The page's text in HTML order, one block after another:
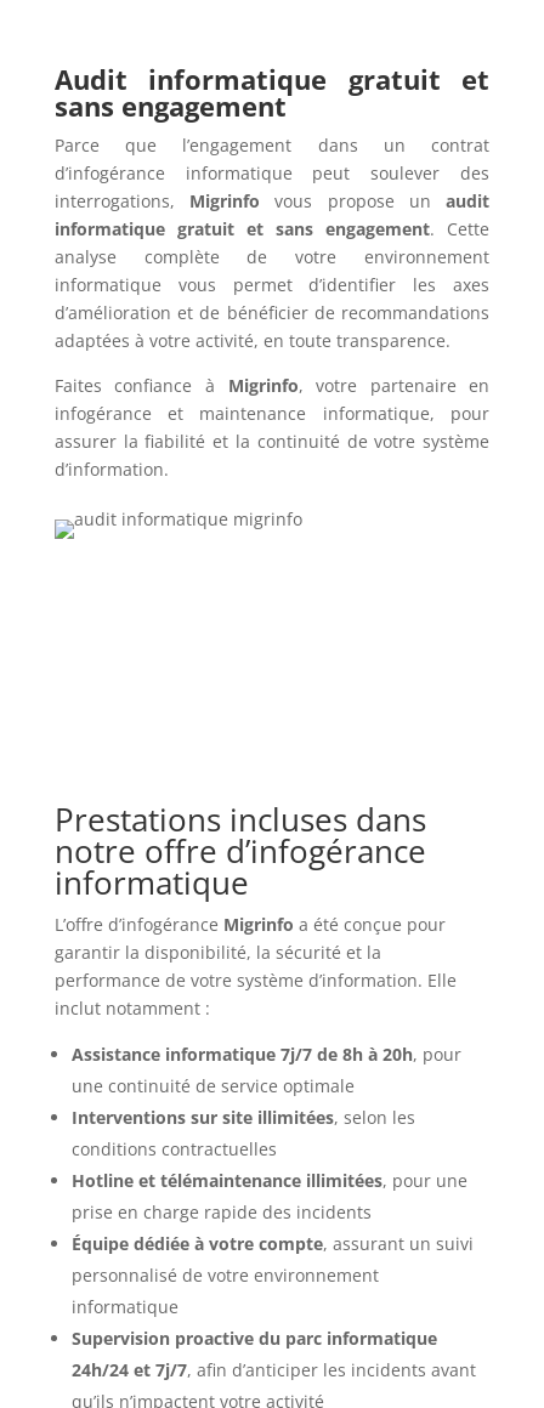
Audit informatique gratuit et
sans engagement
Parce que l’engagement dans un contrat
d’infogérance informatique peut soulever des
interrogations, Migrinfovous propose unaudit
informatique gratuit et sans engagement. Cette
analyse complète de votre environnement
informatique vous permet d’identifier les axes
d’amélioration et de bénéficier de recommandations
adaptées à votre activité, en toute transparence.
Faites confiance à Migrinfo, votre partenaire en
infogérance et maintenance informatique, pour
assurer la fiabilité et la continuité de votre système
d’information.
Prestations incluses dans
notre offre d’infogérance
informatique
L’offre d’infogérance Migrinfo a été conçue pour
garantir la disponibilité, la sécurité et la
performance de votre système d’information. Elle
inclut notamment :
Assistance informatique 7j/7 de 8h à 20h, pour
une continuité de service optimale
Interventions sur site illimitées, selon les
conditions contractuelles
Hotline et télémaintenance illimitées, pour une
prise en charge rapide des incidents
Équipe dédiée à votre compte, assurant un suivi
personnalisé de votre environnement
informatique
Supervision proactive du parc informatique
24h/24 et 7j/7, afin d’anticiper les incidents avant
qu’ils n’impactent votre activité